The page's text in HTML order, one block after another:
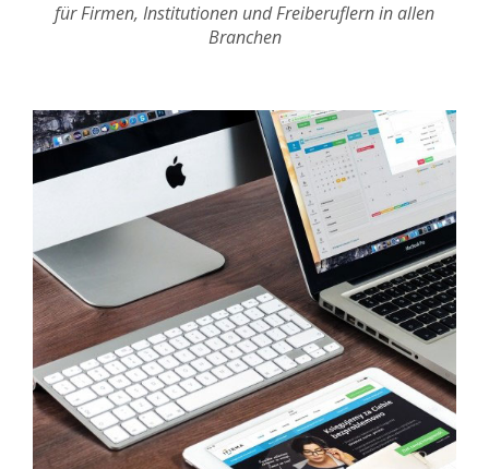
für Firmen, Institutionen und Freiberuflern in allen
Branchen